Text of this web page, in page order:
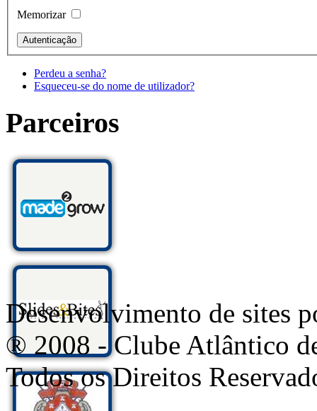
Memorizar
Perdeu a senha?
Esqueceu-se do nome de utilizador?
Parceiros
Desenvolvimento de sites
® 2008 - Clube Atlântico
Todos os Direitos